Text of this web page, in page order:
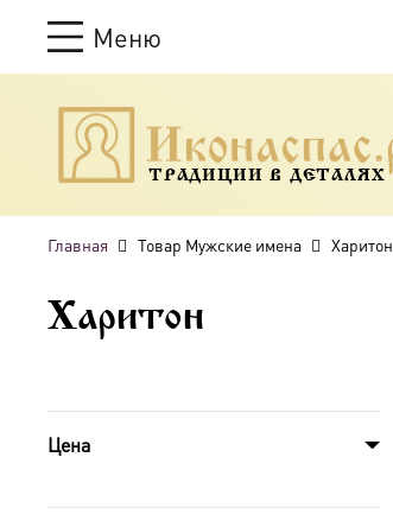
Меню
ТРАДИЦИИ В ДЕТАЛЯХ
Главная Товар Мужские имена Харитон
Харитон
Цена